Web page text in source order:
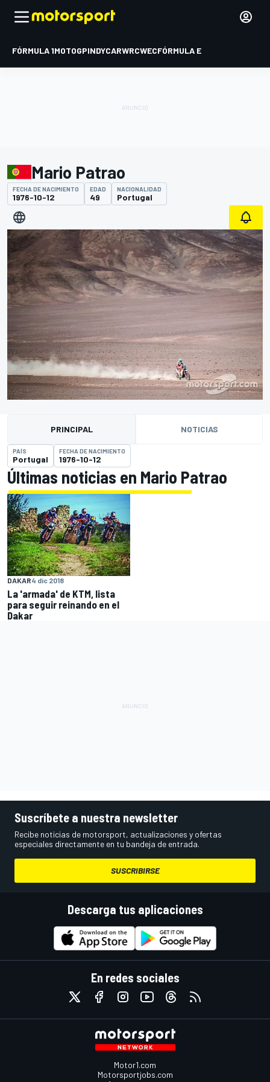
FÓRMULA 1MOTOGPINDYCARWRCWECFÓRMULA E
Mario Patrao
FECHA DE NACIMIENTO
1976-10-12
EDAD
49
NACIONALIDAD
Portugal
PRINCIPAL NOTICIAS
PAÍS
Portugal
FECHA DE NACIMIENTO
1976-10-12
Últimas noticias en Mario Patrao
DAKAR4 dic 2018
La 'armada' de KTM, lista
para seguir reinando en el
Dakar
Suscríbete a nuestra newsletter
Recibe noticias de motorsport, actualizaciones y ofertas
especiales directamente en tu bandeja de entrada.
SUSCRIBIRSE
Descarga tus aplicaciones
En redes sociales
Motor1.com
Motorsportjobs.com